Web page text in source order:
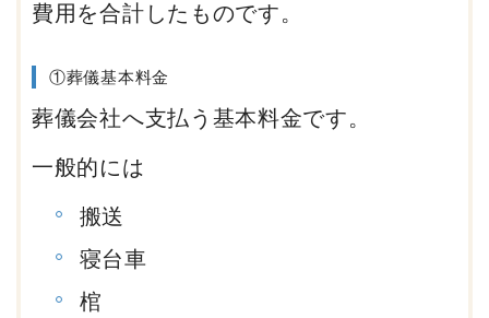
費用を合計したものです。
①葬儀基本料金
葬儀会社へ支払う基本料金です。
一般的には
搬送
寝台車
棺